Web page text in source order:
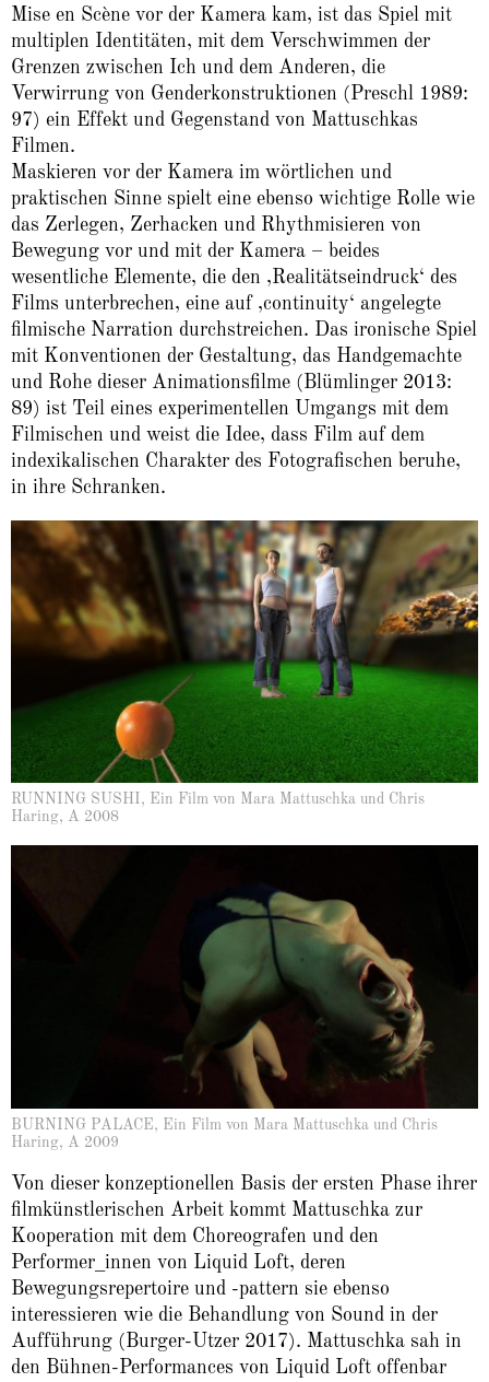
Mise en Scène vor der Kamera kam, ist das Spiel mit
multiplen Identitäten, mit dem Verschwimmen der
Grenzen zwischen Ich und dem Anderen, die
Verwirrung von Genderkonstruktionen (Preschl 1989:
97) ein Effekt und Gegenstand von Mattuschkas
Filmen.
Maskieren vor der Kamera im wörtlichen und
praktischen Sinne spielt eine ebenso wichtige Rolle wie
das Zerlegen, Zerhacken und Rhythmisieren von
Bewegung vor und mit der Kamera – beides
wesentliche Elemente, die den ‚Realitätseindruck‘ des
Films unterbrechen, eine auf ‚continuity‘ angelegte
filmische Narration durchstreichen. Das ironische Spiel
mit Konventionen der Gestaltung, das Handgemachte
und Rohe dieser Animationsfilme (Blümlinger 2013:
89) ist Teil eines experimentellen Umgangs mit dem
Filmischen und weist die Idee, dass Film auf dem
indexikalischen Charakter des Fotografischen beruhe,
in ihre Schranken.
RUNNING SUSHI, Ein Film von Mara Mattuschka und Chris
Haring, A 2008
BURNING PALACE, Ein Film von Mara Mattuschka und Chris
Haring, A 2009
Von dieser konzeptionellen Basis der ersten Phase ihrer
filmkünstlerischen Arbeit kommt Mattuschka zur
Kooperation mit dem Choreografen und den
Performer_innen von Liquid Loft, deren
Bewegungsrepertoire und -pattern sie ebenso
interessieren wie die Behandlung von Sound in der
Aufführung (Burger-Utzer 2017). Mattuschka sah in
den Bühnen-Performances von Liquid Loft offenbar